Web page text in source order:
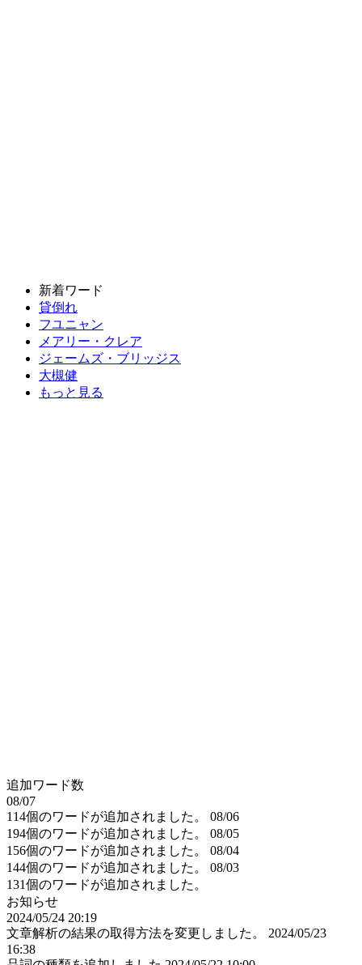
新着ワード
貸倒れ
フユニャン
メアリー・クレア
ジェームズ・ブリッジス
大槻健
もっと見る
追加ワード数
08/07
114個のワードが追加されました。
08/06
194個のワードが追加されました。
08/05
156個のワードが追加されました。
08/04
144個のワードが追加されました。
08/03
131個のワードが追加されました。
お知らせ
2024/05/24 20:19
文章解析の結果の取得方法を変更しました。
2024/05/23
16:38